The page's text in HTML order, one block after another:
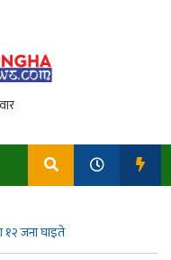
१२ जना घाइते